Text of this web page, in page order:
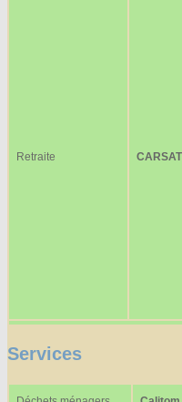
Retraite
Services